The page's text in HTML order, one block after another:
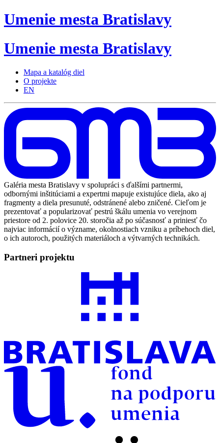
Umenie mesta Bratislavy
Umenie mesta Bratislavy
Mapa a katalóg diel
O projekte
EN
Galéria mesta Bratislavy v spolupráci s ďalšími partnermi,
odbornými inštitúciami a expertmi mapuje existujúce diela, ako aj
fragmenty a diela presunuté, odstránené alebo zničené. Cieľom je
prezentovať a popularizovať pestrú škálu umenia vo verejnom
priestore od 2. polovice 20. storočia až po súčasnosť a priniesť čo
najviac informácií o význame, okolnostiach vzniku a príbehoch diel,
o ich autoroch, použitých materiáloch a výtvarných technikách.
Partneri projektu